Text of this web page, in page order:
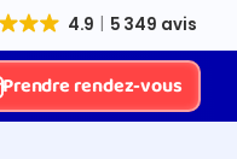
Prendre rendez-vous